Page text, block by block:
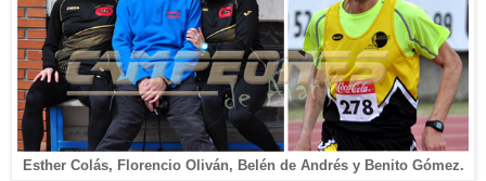
Esther Colás, Florencio Oliván, Belén de Andrés y Benito Gómez.